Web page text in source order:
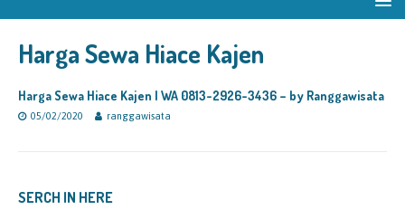
Harga Sewa Hiace Kajen
Harga Sewa Hiace Kajen | WA 0813-2926-3436 – by Ranggawisata
05/02/2020 ranggawisata
SERCH IN HERE